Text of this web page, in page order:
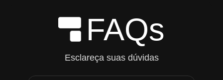
FAQs
Esclareça suas dúvidas